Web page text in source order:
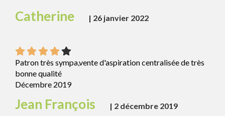
Catherine | 26 janvier 2022
Patron très sympa,vente d'aspiration centralisée de très
bonne qualité
Décembre 2019
Jean François | 2 décembre 2019